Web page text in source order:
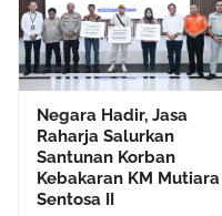
Negara Hadir, Jasa
Raharja Salurkan
Santunan Korban
Kebakaran KM Mutiara
Sentosa II